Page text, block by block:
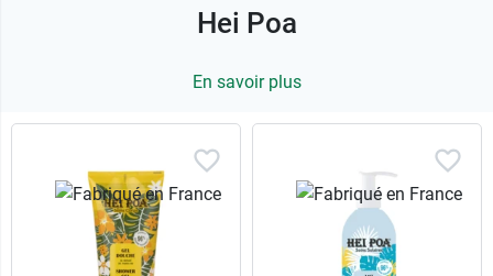
Hei Poa
En savoir plus